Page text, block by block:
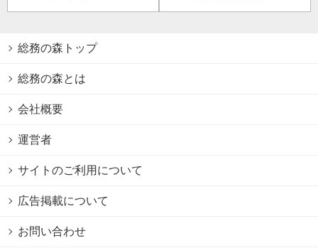
総務の森トップ
総務の森とは
会社概要
運営者
サイトのご利用について
広告掲載について
お問い合わせ